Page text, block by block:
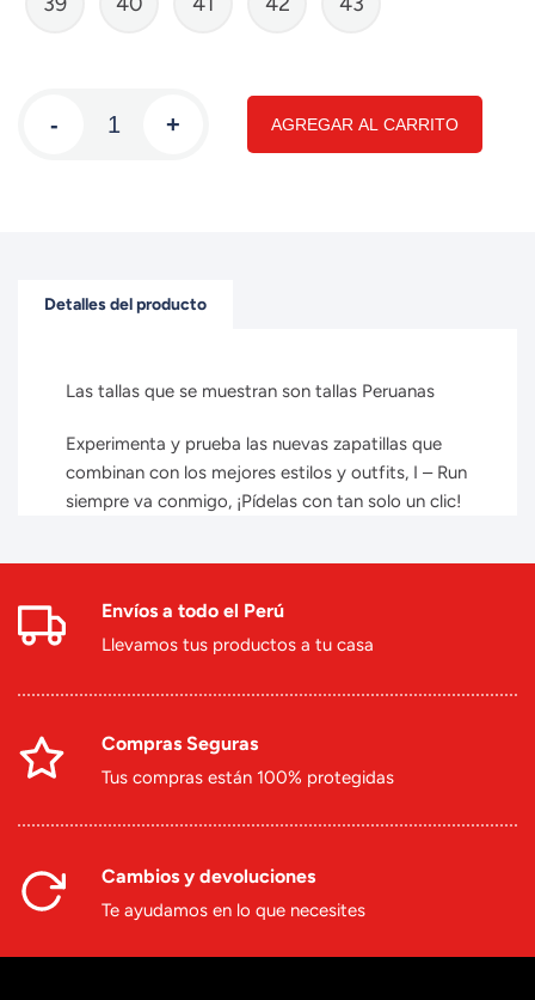
- + AGREGAR AL CARRITO
Detalles del producto
Las tallas que se muestran son tallas Peruanas
Experimenta y prueba las nuevas zapatillas que
combinan con los mejores estilos y outfits, I – Run
siempre va conmigo, ¡Pídelas con tan solo un clic!
Envíos a todo el Perú
Llevamos tus productos a tu casa
Compras Seguras
Tus compras están 100% protegidas
Cambios y devoluciones
Te ayudamos en lo que necesites